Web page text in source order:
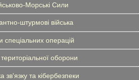
Морські Сили
штурмові війська
спеціальних операцій
оборони
зв'язку та кібербезпеки